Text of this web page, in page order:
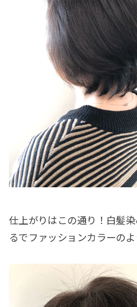
仕上がりはこの通り！白髪
るでファッションカラーの